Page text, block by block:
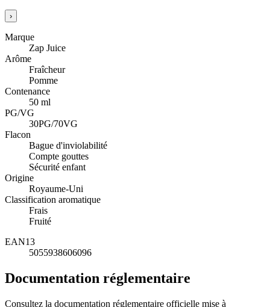
›
Marque
Zap Juice
Arôme
Fraîcheur
Pomme
Contenance
50 ml
PG/VG
30PG/70VG
Flacon
Bague d'inviolabilité
Compte gouttes
Sécurité enfant
Origine
Royaume-Uni
Classification aromatique
Frais
Fruité
EAN13
5055938606096
Documentation réglementaire
Consultez la documentation réglementaire officielle mise à